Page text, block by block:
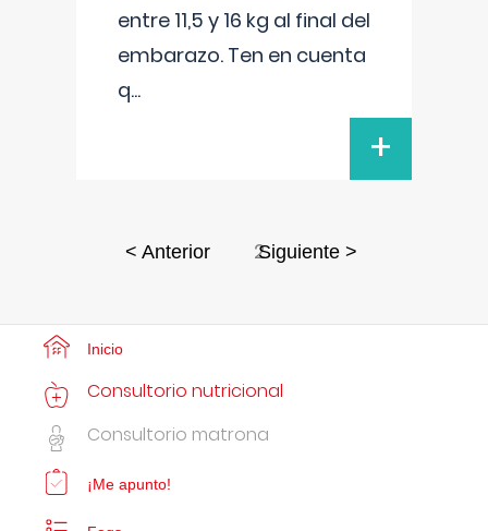
entre 11,5 y 16 kg al final del
embarazo. Ten en cuenta
q...
+
< Anterior 2Siguiente >
Inicio
Consultorio nutricional
Consultorio matrona
¡Me apunto!